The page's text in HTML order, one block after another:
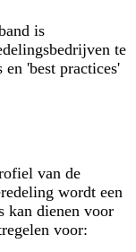
is
te
'best practices'
van de
wordt een
kan dienen voor
voor: